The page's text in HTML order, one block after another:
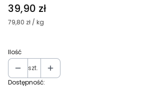
Cena
39,90 zł
79,80 zł / kg
Ilość
szt.
Dostępność: